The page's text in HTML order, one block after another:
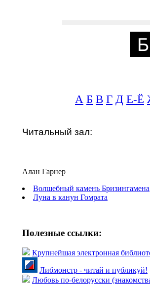
А Б В Г Д Е-Ё
Читальный зал:
Алан Гарнер
Волшебный камень Бризингамена
Луна в канун Гомрата
Полезные ссылки:
Крупнейшая электронная
Либмонстр - читай и публикуй!
Любовь по-белорусски